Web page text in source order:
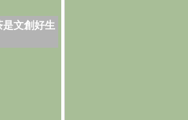
文創好生